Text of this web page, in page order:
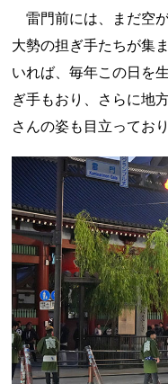
雷門前には、まだ空
大勢の担ぎ手たちが集
いれば、毎年この日を
ぎ手もおり、さらに地
さんの姿も目立ってお